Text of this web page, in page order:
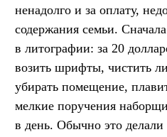
ненадолго и за оплату,
содержания семьи.
в литографии: за 20
возить шрифты, чистить
убирать помещение,
мелкие поручения
в день. Обычно это